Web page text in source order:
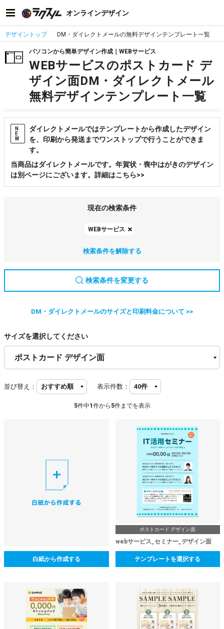
オンラインデザイン
デザイントップ DM・ダイレクトメールの無料デザインテンプレート一覧
パソコンから簡単デザイン作成｜WEBサービス
WEBサービスのポストカード デ
ザイン面DM・ダイレクトメール
無料デザインテンプレート一覧
N
E
W
ダイレクトメールではテンプレートから作成したデザイン
を、印刷から発送までワンストップで行うことができま
す。
当商品はダイレクトメールです。年賀状・喪中はがきのデザイン
は別ページにございます。詳細はこちら>>
現在の検索条件
WEBサービス
検索条件を解除する
検索条件を変更する
DM・ダイレクトメールのサイズと印刷料金について >>
サイズを選択してください
並び替え： 表示件数：
5件中1 件から 5件までを表示
白紙から作成する
ポストカード デザイン面
webサービス_セミナー_デザイン面
テンプレートを選択する